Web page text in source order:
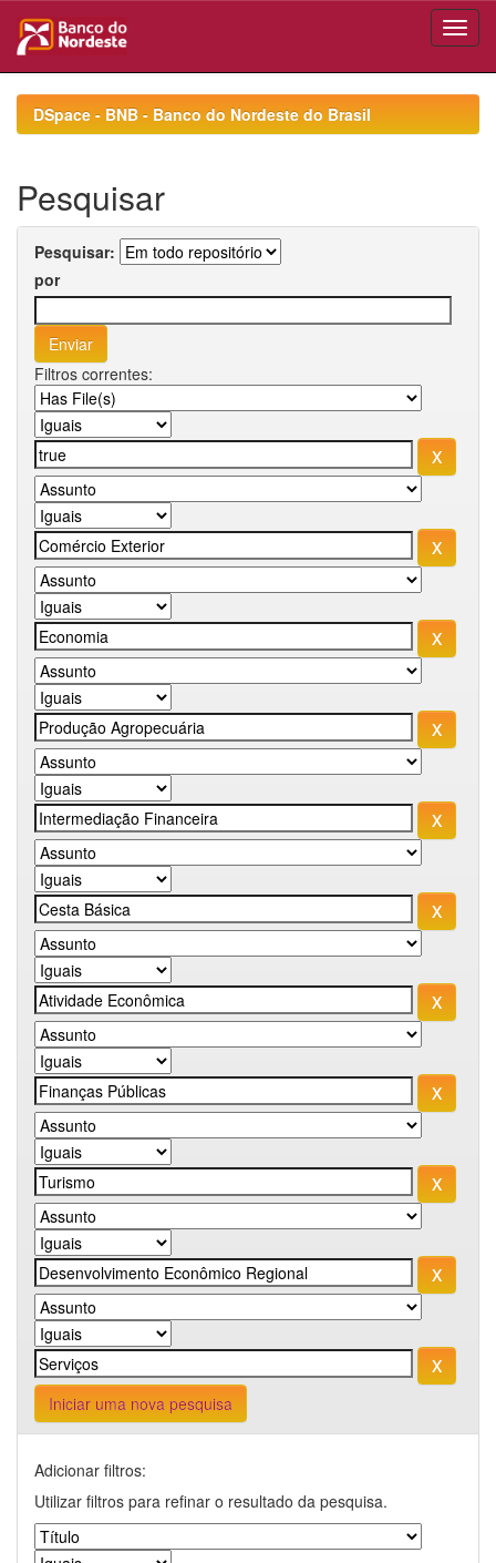
navigationDSpace - BNB - Banco do Nordeste do Brasil
Pesquisar
Pesquisar:
por
Filtros correntes:
Iniciar uma nova pesquisa
Adicionar filtros:
Utilizar filtros para refinar o resultado da pesquisa.